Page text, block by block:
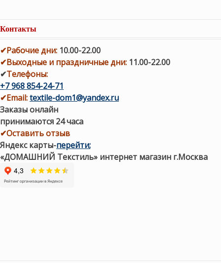
Контакты
✔Рабочие дни: 10.00-22.00
✔Выходные и праздничные дни: 11.00-22.00
✔Телефоны:
+7 968 854-24-71
✔Email:textile-dom1@yandex.ru
Заказы онлайн
принимаются 24 часа
✔Оставить отзыв
Яндекс карты-перейти;
«ДОМАШНИЙ Текстиль» интернет магазин г.Москва